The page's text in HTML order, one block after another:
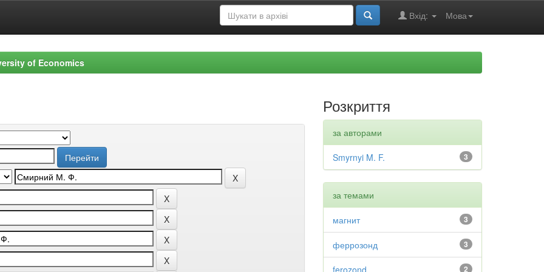
Мова
Вхід:
of Economics
Розкриття
за авторами
3
Smyrnyi M. F.
за темами
3
магнит
3
феррозонд
2
ferozond